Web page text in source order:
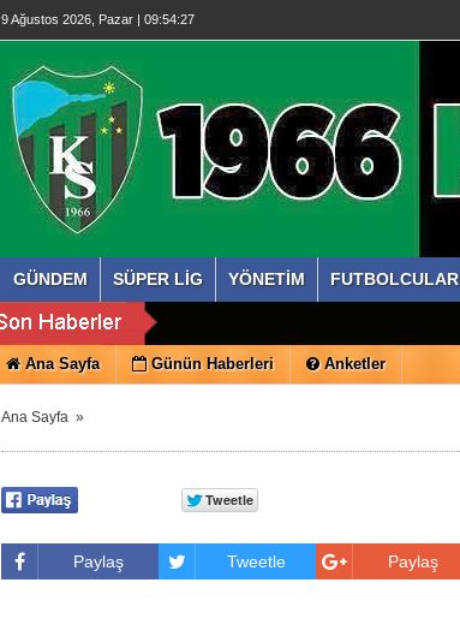
9 Ağustos 2026, Pazar | 09:54:27
GÜNDEM SÜPER LİG YÖNETİM FUTBOLCULAR
Ana Sayfa Günün Haberleri Anketler
Ana Sayfa »
Paylaş Tweetle Paylaş